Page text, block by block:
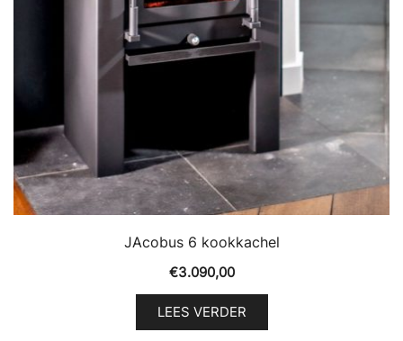
JAcobus 6 kookkachel
€3.090,00
LEES VERDER